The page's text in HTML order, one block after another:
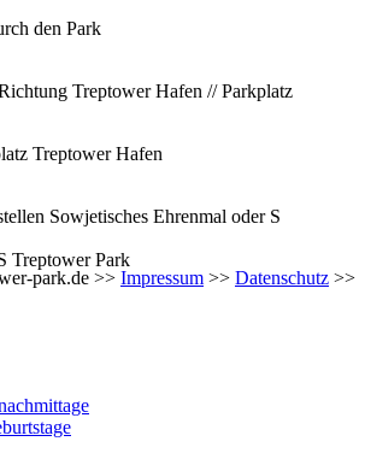
den Park
Treptower Hafen // Parkplatz
Treptower Hafen
Sowjetisches Ehrenmal oder S
Treptower Park
park.de >> Impressum >> Datenschutz >>